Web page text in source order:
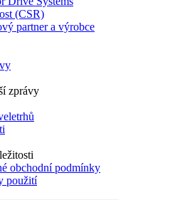
(CSR)
partner a výrobce
zprávy
obchodní podmínky
použití